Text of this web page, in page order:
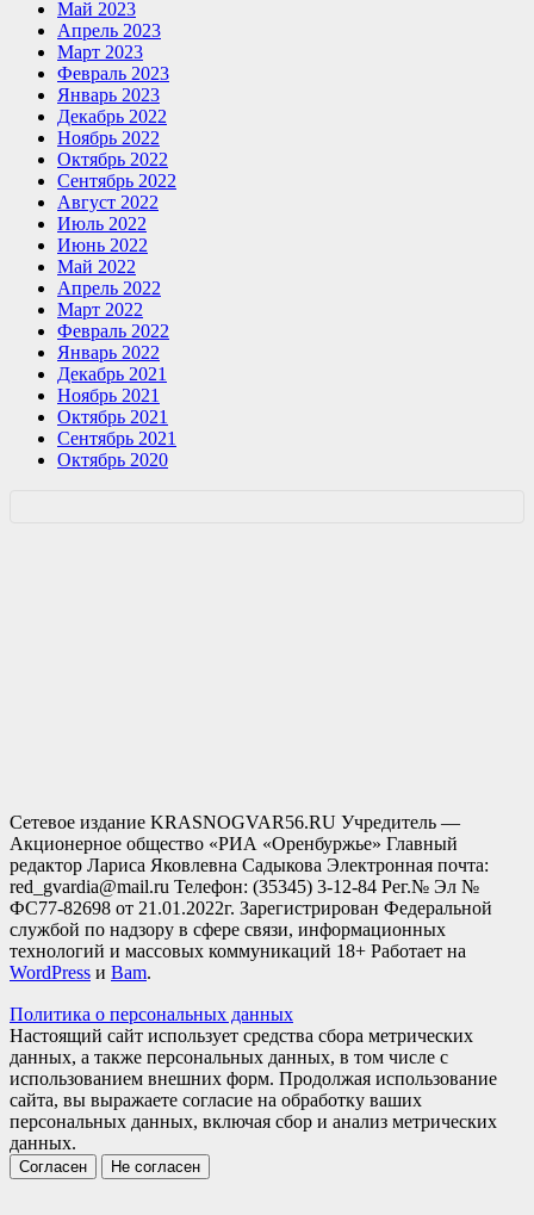
Май 2023
Апрель 2023
Март 2023
Февраль 2023
Январь 2023
Декабрь 2022
Ноябрь 2022
Октябрь 2022
Сентябрь 2022
Август 2022
Июль 2022
Июнь 2022
Май 2022
Апрель 2022
Март 2022
Февраль 2022
Январь 2022
Декабрь 2021
Ноябрь 2021
Октябрь 2021
Сентябрь 2021
Октябрь 2020
Сетевое издание KRASNOGVAR56.RU Учредитель —
Акционерное общество «РИА «Оренбуржье» Главный
редактор Лариса Яковлевна Садыкова Электронная почта:
red_gvardia@mail.ru Телефон: (35345) 3-12-84 Рег.№ Эл №
ФС77-82698 от 21.01.2022г. Зарегистрирован Федеральной
службой по надзору в сфере связи, информационных
технологий и массовых коммуникаций 18+ Работает на
WordPress и Bam.
Политика о персональных данных
Настоящий сайт использует средства сбора метрических
данных, а также персональных данных, в том числе с
использованием внешних форм. Продолжая использование
сайта, вы выражаете согласие на обработку ваших
персональных данных, включая сбор и анализ метрических
данных.
Согласен Не согласен